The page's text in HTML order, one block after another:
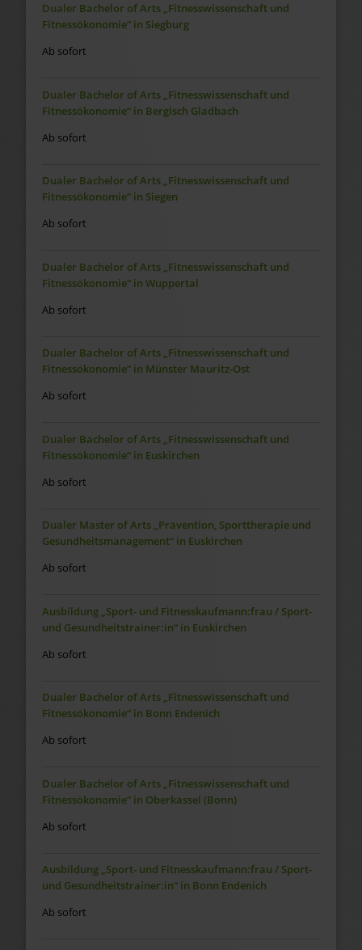
Dualer Bachelor of Arts „Fitnesswissenschaft und
Fitnessökonomie“ in Siegburg
Ab sofort
Dualer Bachelor of Arts „Fitnesswissenschaft und
Fitnessökonomie“ in Bergisch Gladbach
Ab sofort
Dualer Bachelor of Arts „Fitnesswissenschaft und
Fitnessökonomie“ in Siegen
Ab sofort
Dualer Bachelor of Arts „Fitnesswissenschaft und
Fitnessökonomie“ in Wuppertal
Ab sofort
Dualer Bachelor of Arts „Fitnesswissenschaft und
Fitnessökonomie“ in Münster Mauritz-Ost
Ab sofort
Dualer Bachelor of Arts „Fitnesswissenschaft und
Fitnessökonomie“ in Euskirchen
Ab sofort
Dualer Master of Arts „Prävention, Sporttherapie und
Gesundheitsmanagement“ in Euskirchen
Ab sofort
Ausbildung „Sport- und Fitnesskaufmann:frau / Sport-
und Gesundheitstrainer:in“ in Euskirchen
Ab sofort
Dualer Bachelor of Arts „Fitnesswissenschaft und
Fitnessökonomie“ in Bonn Endenich
Ab sofort
Dualer Bachelor of Arts „Fitnesswissenschaft und
Fitnessökonomie“ in Oberkassel (Bonn)
Ab sofort
Ausbildung „Sport- und Fitnesskaufmann:frau / Sport-
und Gesundheitstrainer:in“ in Bonn Endenich
Ab sofort